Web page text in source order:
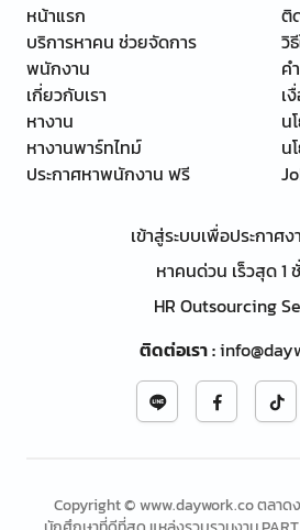
หน้าแรก
บริการหาคน ช่วยจัดการ
พนักงาน
เกี่ยวกับเรา
หางาน
หางานพาร์ทไทม์
ประกาศหาพนักงาน ฟรี
ติ
วิ
ค
เ
น
น
เข้าสู่ระบบเพื่อประกาศ
หาคนด่วน เร็วสุด 1
HR Outsourcing
ติดต่อเรา:
Copyright © www.daywork.co ตลาดง